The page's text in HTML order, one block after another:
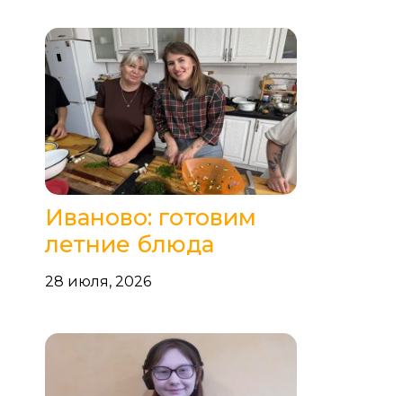
Иваново: готовим
летние блюда
28 июля, 2026